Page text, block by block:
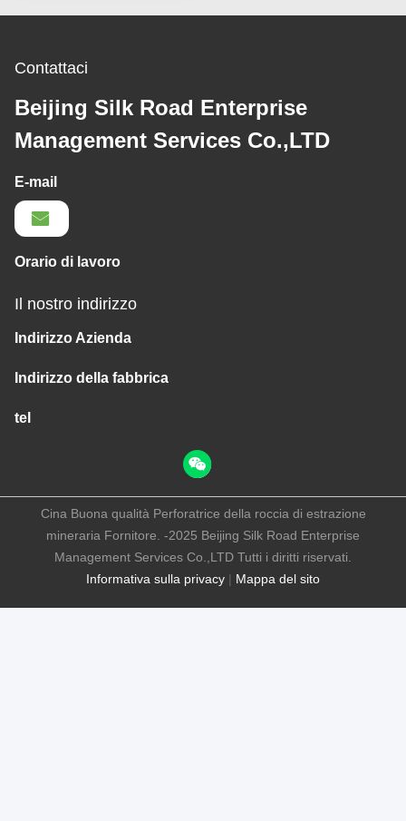
Contattaci
Beijing Silk Road Enterprise
Management Services Co.,LTD
E-mail
Orario di lavoro
Il nostro indirizzo
Indirizzo Azienda
Indirizzo della fabbrica
tel
Informativa sulla privacy | Mappa del sito
Cina Buona qualità Perforatrice della roccia di estrazione
mineraria Fornitore. -2025 Beijing Silk Road Enterprise
Management Services Co.,LTD Tutti i diritti riservati.